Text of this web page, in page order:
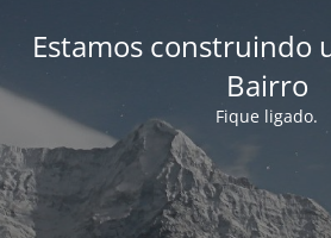
Estamos construindo
Bairro
Fique ligado.